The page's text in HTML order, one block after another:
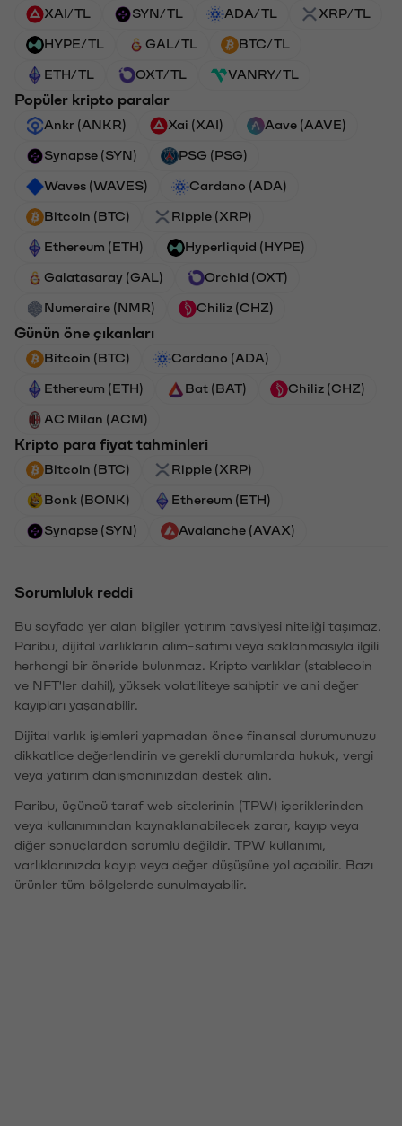
XAI/TL SYN/TL ADA/TL XRP/TL
HYPE/TL GAL/TL BTC/TL
ETH/TL OXT/TL VANRY/TL
Popüler kripto paralar
Ankr (ANKR) Xai (XAI) Aave (AAVE)
Synapse (SYN) PSG (PSG)
Waves (WAVES) Cardano (ADA)
Bitcoin (BTC) Ripple (XRP)
Ethereum (ETH) Hyperliquid (HYPE)
Galatasaray (GAL) Orchid (OXT)
Numeraire (NMR) Chiliz (CHZ)
Günün öne çıkanları
Bitcoin (BTC) Cardano (ADA)
Ethereum (ETH) Bat (BAT) Chiliz (CHZ)
AC Milan (ACM)
Kripto para fiyat tahminleri
Bitcoin (BTC) Ripple (XRP)
Bonk (BONK) Ethereum (ETH)
Synapse (SYN) Avalanche (AVAX)
Sorumluluk reddi
Bu sayfada yer alan bilgiler yatırım tavsiyesi niteliği taşımaz.
Paribu, dijital varlıkların alım-satımı veya saklanmasıyla ilgili
herhangi bir öneride bulunmaz. Kripto varlıklar (stablecoin
ve NFT'ler dahil), yüksek volatiliteye sahiptir ve ani değer
kayıpları yaşanabilir.
Dijital varlık işlemleri yapmadan önce finansal durumunuzu
dikkatlice değerlendirin ve gerekli durumlarda hukuk, vergi
veya yatırım danışmanınızdan destek alın.
Paribu, üçüncü taraf web sitelerinin (TPW) içeriklerinden
veya kullanımından kaynaklanabilecek zarar, kayıp veya
diğer sonuçlardan sorumlu değildir. TPW kullanımı,
varlıklarınızda kayıp veya değer düşüşüne yol açabilir. Bazı
ürünler tüm bölgelerde sunulmayabilir.